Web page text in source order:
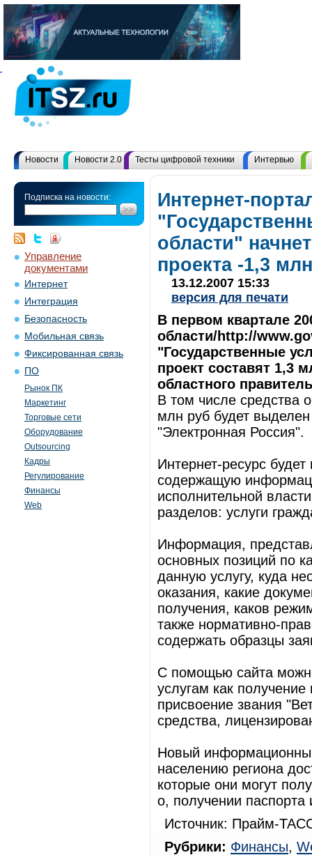
Новости Новости 2.0 Тесты цифровой техники Интервью
Подписка на новости:
Управление
документами
Интернет
Интеграция
Безопасность
Мобильная связь
Фиксированная связь
ПО
Рынок ПК
Маркетинг
Торговые сети
Оборудование
Outsourcing
Кадры
Регулирование
Финансы
Web
Интернет-
области"
проекта -1,3
13.12.2007 15:33
версия для печати
В первом квартале
области/http://
"Государственные
проект составят 1,3
областного
В том числе средства
млн руб будет
"Электронная Россия".
Интернет-ресурс
содержащую
исполнительной
разделов: услуги
Информация,
основных позиций по
данную услугу, куда
оказания, какие
получения, каков
также нормативно-
содержать образцы
С помощью сайта
услугам как
присвоение звания
средства,
Новый
населению региона
которые они могут
о, получении паспорта
Источник: Прайм-
Рубрики: Финансы,